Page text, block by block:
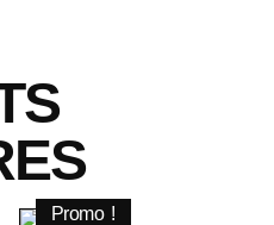
Promo !